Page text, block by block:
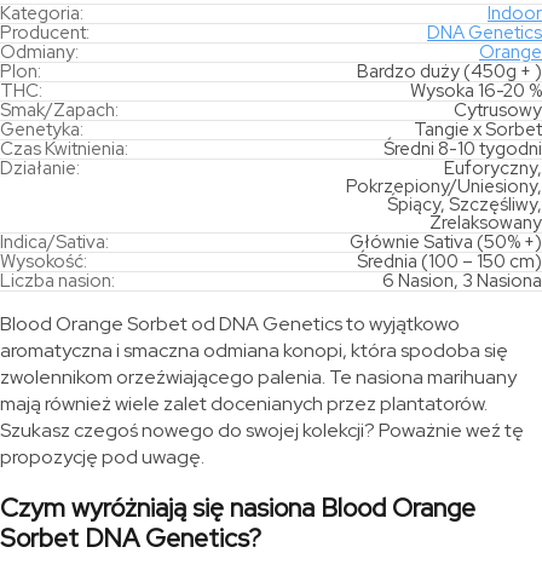
Kategoria:
Indoor
Producent:
DNA Genetics
Odmiany:
Orange
Plon:
Bardzo duży (450g + )
THC:
Wysoka 16-20 %
Smak/Zapach:
Cytrusowy
Genetyka:
Tangie x Sorbet
Czas Kwitnienia:
Średni 8-10 tygodni
Działanie:
Euforyczny,
Pokrzepiony/Uniesiony,
Śpiący, Szczęśliwy,
Zrelaksowany
Indica/Sativa:
Głównie Sativa (50% +)
Wysokość:
Średnia (100 – 150 cm)
Liczba nasion:
6 Nasion, 3 Nasiona
Blood Orange Sorbet od DNA Genetics to wyjątkowo
aromatyczna i smaczna odmiana konopi, która spodoba się
zwolennikom orzeźwiającego palenia. Te nasiona marihuany
mają również wiele zalet docenianych przez plantatorów.
Szukasz czegoś nowego do swojej kolekcji? Poważnie weź tę
propozycję pod uwagę.
Czym wyróżniają się nasiona Blood Orange
Sorbet DNA Genetics?